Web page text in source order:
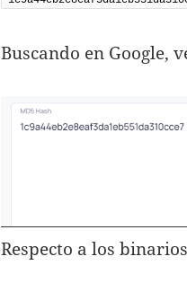
Buscando en Google,
Respecto a los